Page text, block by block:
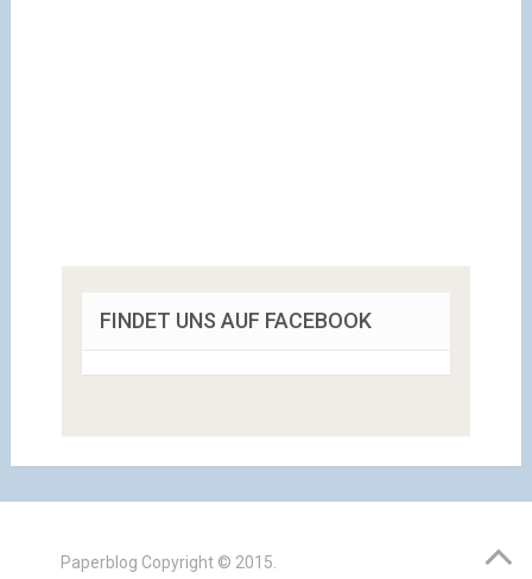
FINDET UNS AUF FACEBOOK
Paperblog Copyright © 2015.